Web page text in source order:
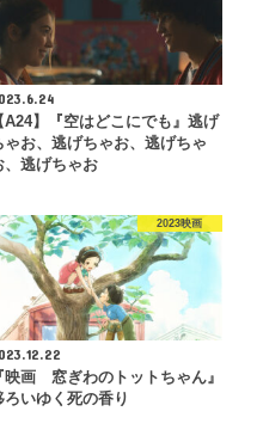
A24】『空はどこにでも』逃げ
ゃお、逃げちゃお、逃げちゃ
、逃げちゃお
2023映画
映画 窓ぎわのトットちゃん』
ろいゆく死の香り